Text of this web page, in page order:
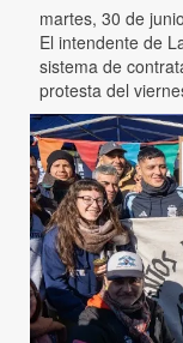
martes, 30 de
El intendente de
sistema de
protesta del